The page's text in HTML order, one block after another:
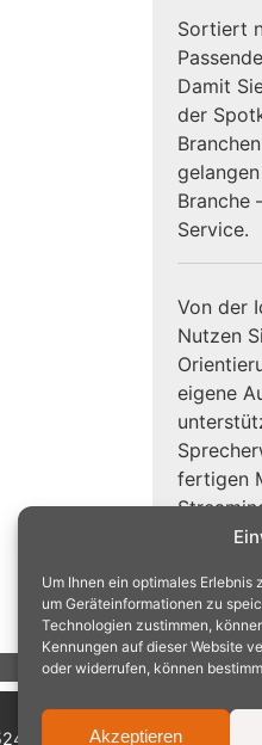
Um Ihnen ein optimales
um Geräteinformationen zu
Technologien zustimmen,
Kennungen auf dieser Website
oder widerrufen, können
Akzeptieren
Sortiert
Damit
der
Branche
Service.
Von der
Nutzen
eigene
fertigen
Alsdorf/Aachen · Tel.: